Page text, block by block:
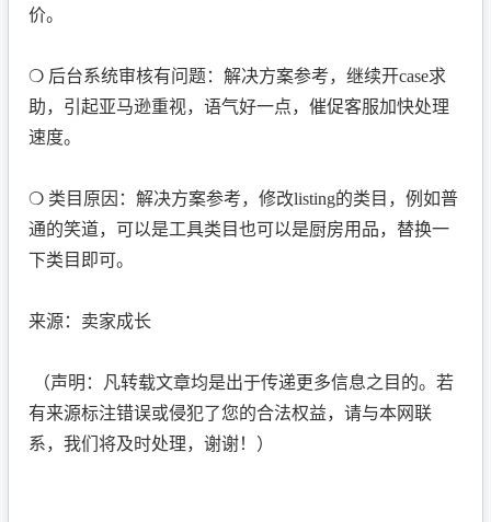
价。
❍ 后台系统审核有问题：解决方案参考，继续开case求
助，引起亚马逊重视，语气好一点，催促客服加快处理
速度。
❍ 类目原因：解决方案参考，修改listing的类目，例如普
通的笑道，可以是工具类目也可以是厨房用品，替换一
下类目即可。
来源：卖家成长
（声明：凡转载文章均是出于传递更多信息之目的。若
有来源标注错误或侵犯了您的合法权益，请与本网联
系，我们将及时处理，谢谢！）